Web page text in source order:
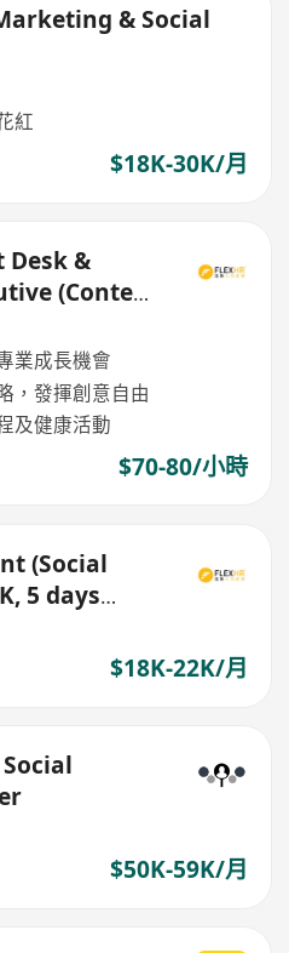
& Social
紅
$18K-30K/月
Desk &
(Content
業成長機會
，發揮創意自由
及健康活動
$70-80/小時
(Social
5 days
$18K-22K/月
$50K-59K/月